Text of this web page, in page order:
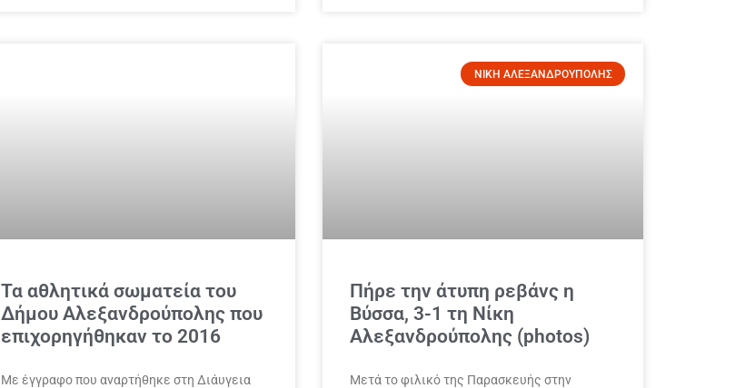
Τα αθλητικά σωματεία του
Δήμου Αλεξανδρούπολης που
επιχορηγήθηκαν το 2016
Με έγγραφο που αναρτήθηκε στη Διάυγεια
ΝΙΚΗ ΑΛΕΞΑΝΔΡΟΥΠΟΛΗΣ
Πήρε την άτυπη ρεβάνς η
Βύσσα, 3-1 τη Νίκη
Αλεξανδρούπολης (photos)
Μετά το φιλικό της Παρασκευής στην